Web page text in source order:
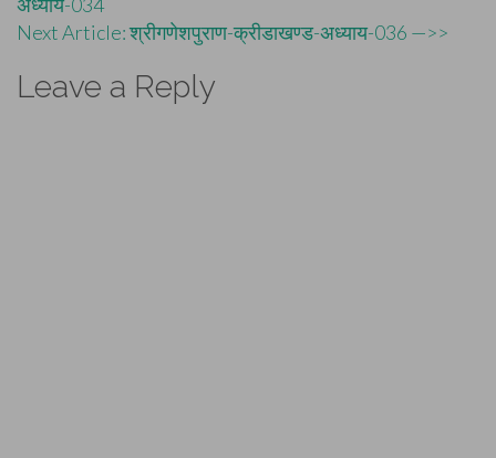
navigation
Next Article: श्रीगणेशपुराण-क्रीडाखण्ड-अध्याय-036 —>>
Leave a Reply